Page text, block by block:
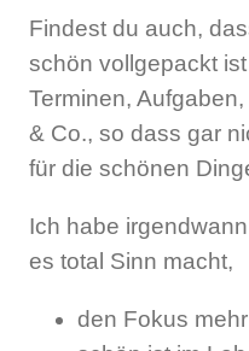
Findest du auch,
schön vollgepackt
Terminen,
& Co., so dass gar
für die schönen
Ich habe
es total Sinn macht,
den Fokus